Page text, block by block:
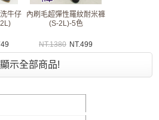
牛仔
內刷毛超彈性羅紋耐米褲
(S-2L)-5色
NT.1380 NT.499
示全部商品!